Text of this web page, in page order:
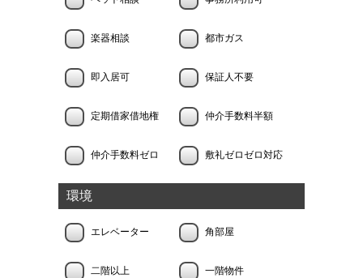
楽器相談 都市ガス
即入居可 保証人不要
定期借家借地権 仲介手数料半額
仲介手数料ゼロ 敷礼ゼロゼロ対応
環境
エレベーター 角部屋
二階以上 一階物件